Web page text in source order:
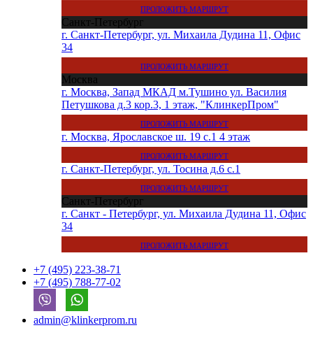
ПРОЛОЖИТЬ МАРШРУТ
Санкт-Петербург
г. Санкт-Петербург, ул. Михаила Дудина 11, Офис
34
ПРОЛОЖИТЬ МАРШРУТ
Москва
г. Москва, Запад МКАД м.Тушино ул. Василия
Петушкова д.3 кор.3, 1 этаж, "КлинкерПром"
ПРОЛОЖИТЬ МАРШРУТ
г. Москва, Ярославское ш. 19 с.1 4 этаж
ПРОЛОЖИТЬ МАРШРУТ
г. Санкт-Петербург, ул. Тосина д.6 с.1
ПРОЛОЖИТЬ МАРШРУТ
Санкт-Петербург
г. Санкт - Петербург, ул. Михаила Дудина 11, Офис
34
ПРОЛОЖИТЬ МАРШРУТ
+7 (495) 223-38-71
+7 (495) 788-77-02
admin@klinkerprom.ru